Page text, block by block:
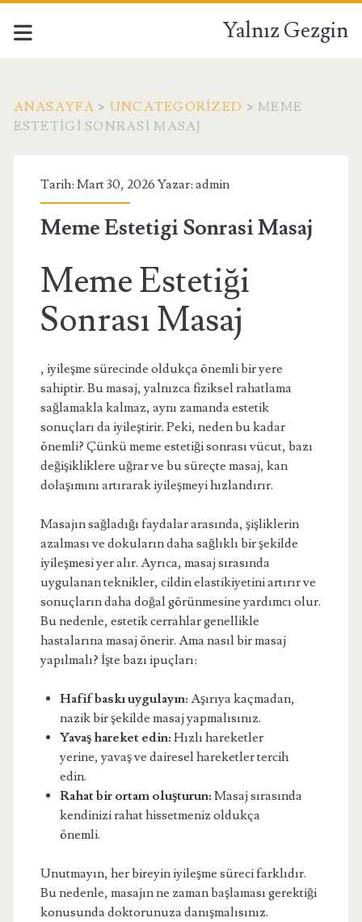
Yalnız Gezgin
ANASAYFA > UNCATEGORIZED >MEME
ESTETIGI SONRASI MASAJ
Tarih: Mart 30, 2026 Yazar: admin
Meme Estetigi Sonrasi Masaj
Meme Estetiği
Sonrası Masaj
, iyileşme sürecinde oldukça önemli bir yere
sahiptir. Bu masaj, yalnızca fiziksel rahatlama
sağlamakla kalmaz, aynı zamanda estetik
sonuçları da iyileştirir. Peki, neden bu kadar
önemli? Çünkü meme estetiği sonrası vücut, bazı
değişikliklere uğrar ve bu süreçte masaj, kan
dolaşımını artırarak iyileşmeyi hızlandırır.
Masajın sağladığı faydalar arasında, şişliklerin
azalması ve dokuların daha sağlıklı bir şekilde
iyileşmesi yer alır. Ayrıca, masaj sırasında
uygulanan teknikler, cildin elastikiyetini artırır ve
sonuçların daha doğal görünmesine yardımcı olur.
Bu nedenle, estetik cerrahlar genellikle
hastalarına masaj önerir. Ama nasıl bir masaj
yapılmalı? İşte bazı ipuçları:
Hafif baskı uygulayın: Aşırıya kaçmadan,
nazik bir şekilde masaj yapmalısınız.
Yavaş hareket edin: Hızlı hareketler
yerine, yavaş ve dairesel hareketler tercih
edin.
Rahat bir ortam oluşturun: Masaj sırasında
kendinizi rahat hissetmeniz oldukça
önemli.
Unutmayın, her bireyin iyileşme süreci farklıdır.
Bu nedenle, masajın ne zaman başlaması gerektiği
konusunda doktorunuza danışmalısınız.